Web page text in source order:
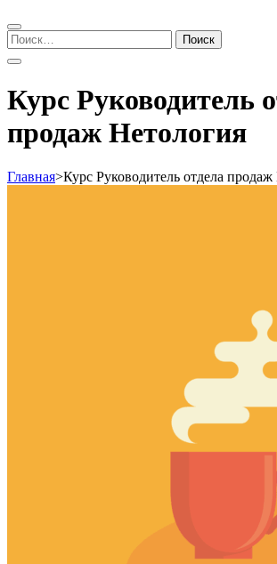
Найти:
Курс Руководитель
продаж Нетология
Главная>Курс Руководитель отдела